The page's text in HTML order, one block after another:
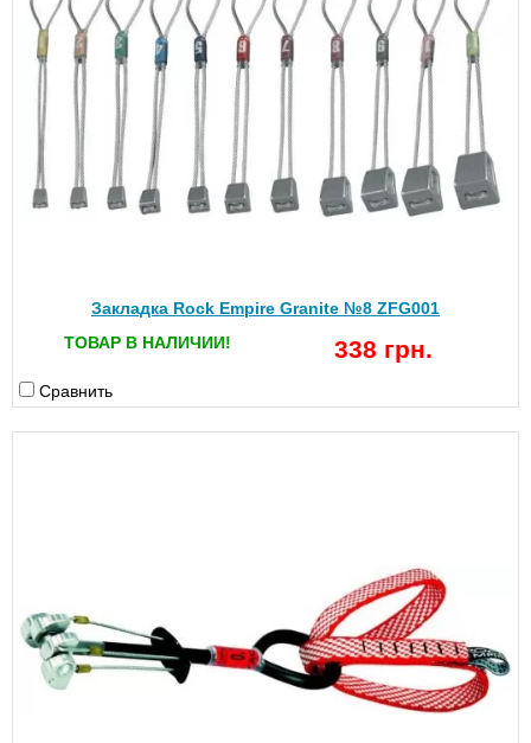
Закладка Rock Empire Granite №8 ZFG001
ТОВАР В НАЛИЧИИ!
338 грн.
Сравнить